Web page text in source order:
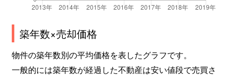
築年数×売却価格
物件の築年数別の平均価格を表したグラフです。
一般的には築年数が経過した不動産は安い値段で売買さ